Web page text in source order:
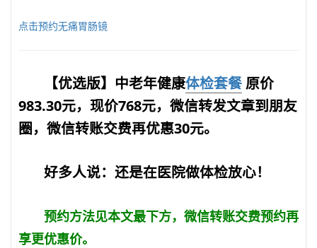
点击预约无痛胃肠镜
【优选版】中老年健康体检套餐 原价
983.30元，现价768元，微信转发文章到朋友
圈，微信转账交费再优惠30元。
好多人说：还是在医院做体检放心！
预约方法见本文最下方，微信转账交费预约再
享更优惠价。